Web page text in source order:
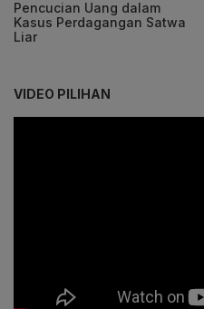
Pencucian Uang dalam
Kasus Perdagangan Satwa
Liar
VIDEO PILIHAN